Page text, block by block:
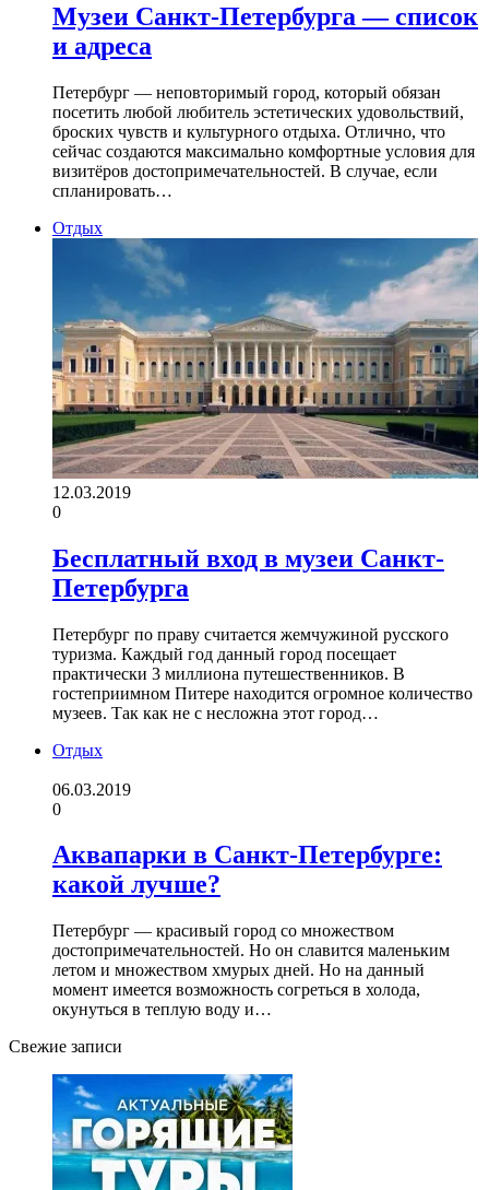
Музеи Санкт-Петербурга — список
и адреса
Петербург — неповторимый город, который обязан
посетить любой любитель эстетических удовольствий,
броских чувств и культурного отдыха. Отлично, что
сейчас создаются максимально комфортные условия для
визитёров достопримечательностей. В случае, если
спланировать…
Отдых
12.03.2019
0
Бесплатный вход в музеи Санкт-
Петербурга
Петербург по праву считается жемчужиной русского
туризма. Каждый год данный город посещает
практически 3 миллиона путешественников. В
гостеприимном Питере находится огромное количество
музеев. Так как не с несложна этот город…
Отдых
06.03.2019
0
Аквапарки в Санкт-Петербурге:
какой лучше?
Петербург — красивый город со множеством
достопримечательностей. Но он славится маленьким
летом и множеством хмурых дней. Но на данный
момент имеется возможность согреться в холода,
окунуться в теплую воду и…
Свежие записи